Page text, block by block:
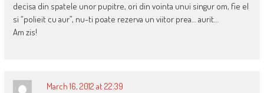
decisa din spatele unor pupitre, ori din vointa unui singur om, fie el
si “polieit cu aur”, nu-ti poate rezerva un viitor prea… aurit…
Am zis!
March 16, 2012 at 22:39